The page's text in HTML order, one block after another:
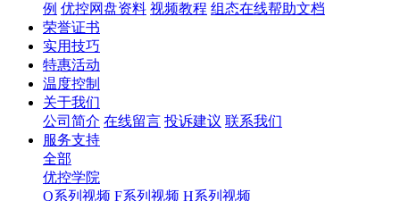
例 优控网盘资料 视频教程 组态在线帮助文档
荣誉证书
实用技巧
特惠活动
温度控制
关于我们
公司简介 在线留言 投诉建议 联系我们
服务支持
全部
优控学院
Q系列视频 F系列视频 H系列视频